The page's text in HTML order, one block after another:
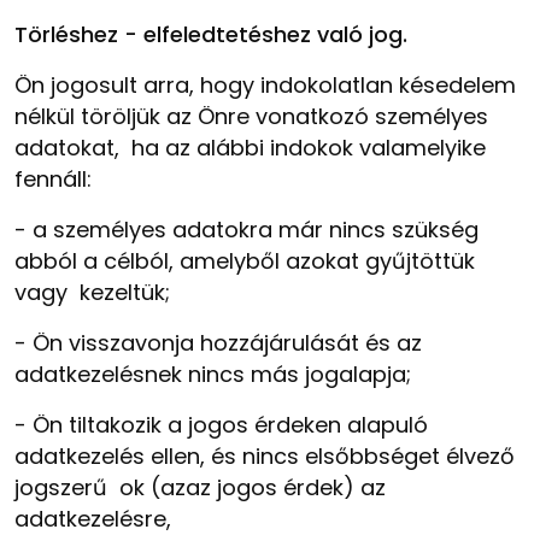
Törléshez - elfeledtetéshez való jog.
Ön jogosult arra, hogy indokolatlan késedelem
nélkül töröljük az Önre vonatkozó személyes
adatokat, ha az alábbi indokok valamelyike
fennáll:
- a személyes adatokra már nincs szükség
abból a célból, amelyből azokat gyűjtöttük
vagy kezeltük;
- Ön visszavonja hozzájárulását és az
adatkezelésnek nincs más jogalapja;
- Ön tiltakozik a jogos érdeken alapuló
adatkezelés ellen, és nincs elsőbbséget élvező
jogszerű ok (azaz jogos érdek) az
adatkezelésre,